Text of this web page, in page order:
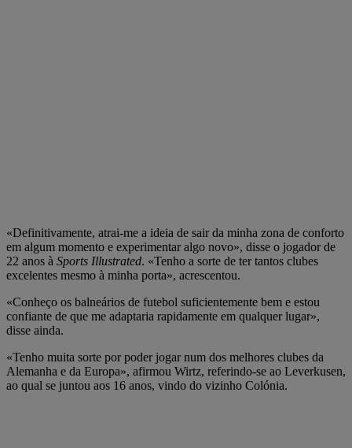
«Definitivamente, atrai-me a ideia de sair da minha zona de conforto
em algum momento e experimentar algo novo», disse o jogador de
22 anos à Sports Illustrated. «Tenho a sorte de ter tantos clubes
excelentes mesmo à minha porta», acrescentou.
«Conheço os balneários de futebol suficientemente bem e estou
confiante de que me adaptaria rapidamente em qualquer lugar»,
disse ainda.
«Tenho muita sorte por poder jogar num dos melhores clubes da
Alemanha e da Europa», afirmou Wirtz, referindo-se ao Leverkusen,
ao qual se juntou aos 16 anos, vindo do vizinho Colónia.